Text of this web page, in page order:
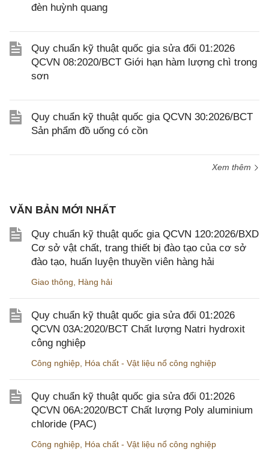
đèn huỳnh quang
Quy chuẩn kỹ thuật quốc gia sửa đổi 01:2026
QCVN 08:2020/BCT Giới hạn hàm lượng chì trong
sơn
Quy chuẩn kỹ thuật quốc gia QCVN 30:2026/BCT
Sản phẩm đồ uống có cồn
Xem thêm
VĂN BẢN MỚI NHẤT
Quy chuẩn kỹ thuật quốc gia QCVN 120:2026/BXD
Cơ sở vật chất, trang thiết bị đào tạo của cơ sở
đào tạo, huấn luyện thuyền viên hàng hải
Giao thông Hàng hải
Quy chuẩn kỹ thuật quốc gia sửa đổi 01:2026
QCVN 03A:2020/BCT Chất lượng Natri hydroxit
công nghiệp
Công nghiệp Hóa chất - Vật liệu nổ công nghiệp
Quy chuẩn kỹ thuật quốc gia sửa đổi 01:2026
QCVN 06A:2020/BCT Chất lượng Poly aluminium
chloride (PAC)
Công nghiệp Hóa chất - Vật liệu nổ công nghiệp